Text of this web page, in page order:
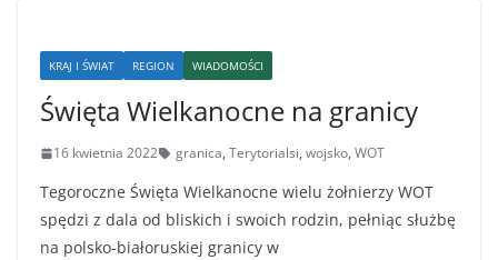
KRAJ I ŚWIAT REGION WIADOMOŚCI
Święta Wielkanocne na granicy
16 kwietnia 2022 granica, Terytorialsi, wojsko, WOT
Tegoroczne Święta Wielkanocne wielu żołnierzy WOT
spędzi z dala od bliskich i swoich rodzin, pełniąc służbę
na polsko-białoruskiej granicy w